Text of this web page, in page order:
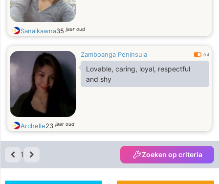
Sanaikawna35jaar oud
Zamboanga Peninsula 0.4
Lovable, caring, loyal, respectful
and shy
Archelle23jaar oud
1 Zoeken op criteria